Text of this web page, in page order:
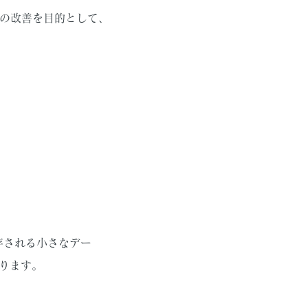
改善を目的として、
れる小さなデー
ます。